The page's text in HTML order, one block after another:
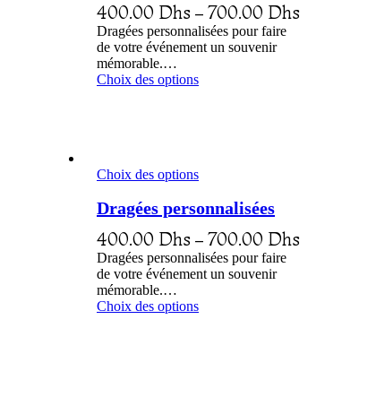
400.00 Dhs – 700.00 Dhs
Dragées personnalisées pour faire
de votre événement un souvenir
mémorable.…
Choix des options
Choix des options
Dragées personnalisées
400.00 Dhs – 700.00 Dhs
Dragées personnalisées pour faire
de votre événement un souvenir
mémorable.…
Choix des options